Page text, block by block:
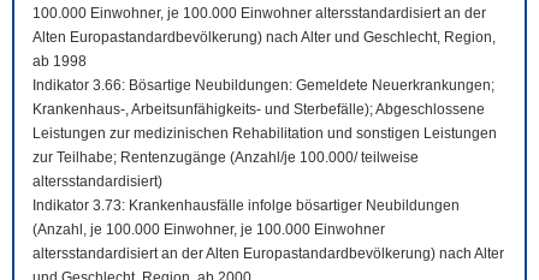
100.000 Einwohner, je 100.000 Einwohner altersstandardisiert an der
Alten Europastandardbevölkerung) nach Alter und Geschlecht, Region,
ab 1998
Indikator 3.66: Bösartige Neubildungen: Gemeldete Neuerkrankungen;
Krankenhaus-, Arbeitsunfähigkeits- und Sterbefälle); Abgeschlossene
Leistungen zur medizinischen Rehabilitation und sonstigen Leistungen
zur Teilhabe; Rentenzugänge (Anzahl/je 100.000/ teilweise
altersstandardisiert)
Indikator 3.73: Krankenhausfälle infolge bösartiger Neubildungen
(Anzahl, je 100.000 Einwohner, je 100.000 Einwohner
altersstandardisiert an der Alten Europastandardbevölkerung) nach Alter